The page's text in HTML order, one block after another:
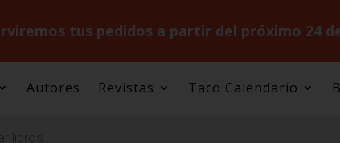
tus pedidos a partir del próximo 24
Autores Revistas Taco Calendario